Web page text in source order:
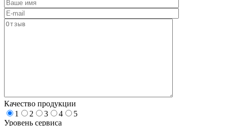
Качество продукции
1
2 3 4
5
Уровень сервиса